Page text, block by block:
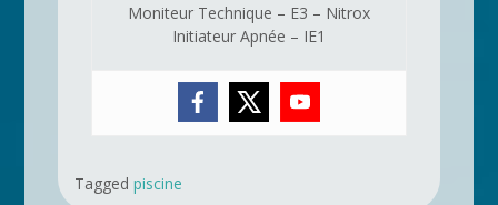
Moniteur Technique – E3 – Nitrox
Initiateur Apnée – IE1
Tagged piscine